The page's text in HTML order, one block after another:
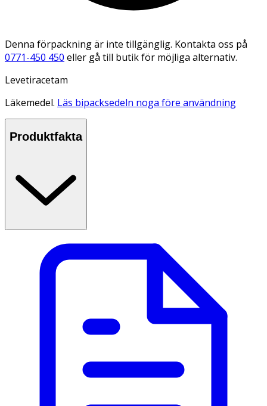
Denna förpackning är inte tillgänglig. Kontakta oss på
0771-450 450 eller gå till butik för möjliga alternativ.
Levetiracetam
Läkemedel. Läs bipacksedeln noga före användning
Produktfakta